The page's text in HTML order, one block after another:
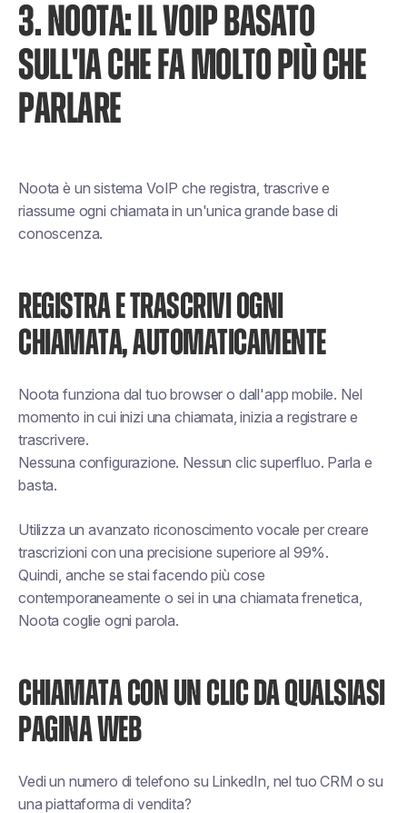
3. NOOTA: IL VOIP BASATO
SULL'IA CHE FA MOLTO PIÙ CHE
PARLARE
Noota è un sistema VoIP che registra, trascrive e
riassume ogni chiamata in un'unica grande base di
conoscenza.
REGISTRA E TRASCRIVI OGNI
CHIAMATA, AUTOMATICAMENTE
Noota funziona dal tuo browser o dall'app mobile. Nel
momento in cui inizi una chiamata, inizia a registrare e
trascrivere.
Nessuna configurazione. Nessun clic superfluo. Parla e
basta.
Utilizza un avanzato riconoscimento vocale per creare
trascrizioni con una precisione superiore al 99%.
Quindi, anche se stai facendo più cose
contemporaneamente o sei in una chiamata frenetica,
Noota coglie ogni parola.
CHIAMATA CON UN CLIC DA QUALSIASI
PAGINA WEB
Vedi un numero di telefono su LinkedIn, nel tuo CRM o su
una piattaforma di vendita?